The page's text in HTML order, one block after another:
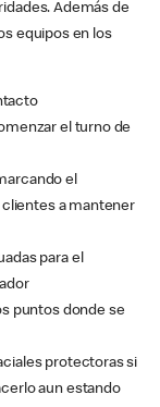
Además de
equipos en los
el turno de
el
clientes a mantener
para el
puntos donde se
protectoras si
aun estando